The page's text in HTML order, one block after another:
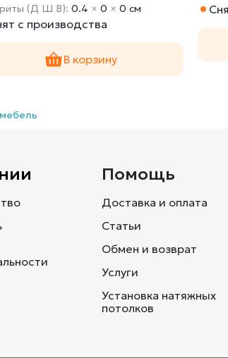
(Д Ш В):0.4 ×0 ×0 cм
с производства
В корзину
мебель
Помощь
Доставка и оплата
Статьи
Обмен и возврат
Услуги
Установка натяжных
потолков